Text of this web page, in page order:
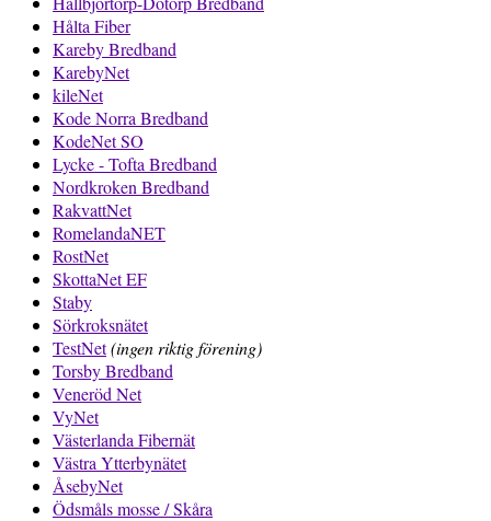
Hålta Fiber
Kareby Bredband
KarebyNet
kileNet
Kode Norra Bredband
KodeNet SO
Lycke - Tofta Bredband
Nordkroken Bredband
RakvattNet
RomelandaNET
RostNet
SkottaNet EF
Staby
Sörkroksnätet
TestNet(ingen riktig förening)
Torsby Bredband
Veneröd Net
VyNet
Västerlanda Fibernät
Västra Ytterbynätet
ÅsebyNet
Ödsmåls mosse / Skåra